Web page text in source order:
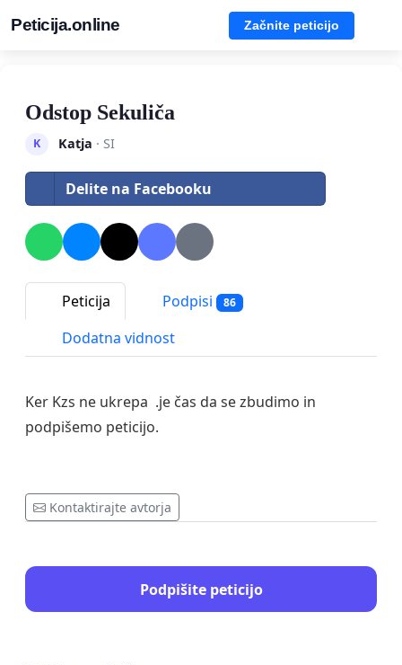
Peticija.online Začnite peticijo
Odstop Sekuliča
K Katja · SI
Delite na Facebooku
Peticija Podpisi 86
Dodatna vidnost
Ker Kzs ne ukrepa .je čas da se zbudimo in
podpišemo peticijo.
Kontaktirajte avtorja
Podpišite peticijo